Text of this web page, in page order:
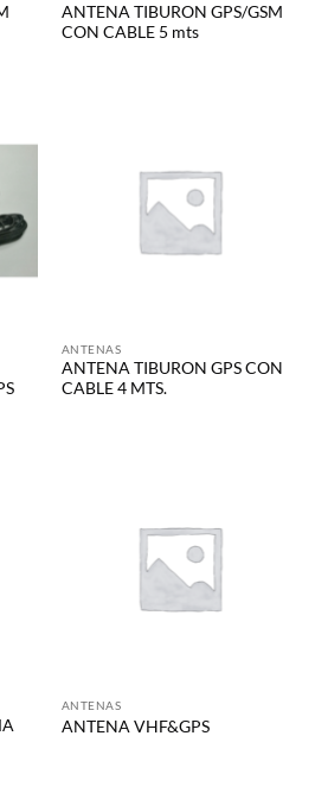
ANTENA TIBURON GPS/GSM
CON CABLE 5 mts
ANTENAS
ANTENA TIBURON GPS CON
CABLE 4 MTS.
ANTENAS
ANTENA VHF&GPS